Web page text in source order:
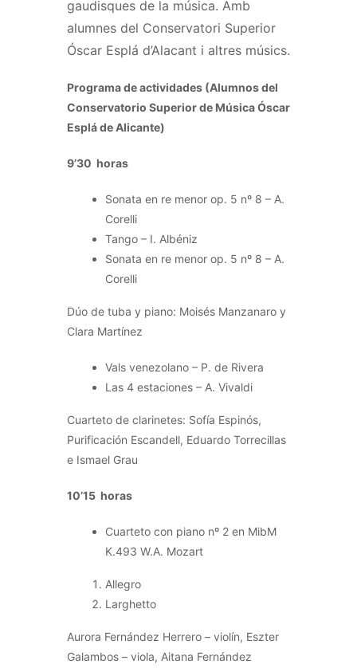
gaudisques de la música. Amb
alumnes del Conservatori Superior
Óscar Esplá d’Alacant i altres músics.
Programa de actividades (Alumnos del
Conservatorio Superior de Música Óscar
Esplá de Alicante)
9’30 horas
Sonata en re menor op. 5 nº 8 – A.
Corelli
Tango – I. Albéniz
Sonata en re menor op. 5 nº 8 – A.
Corelli
Dúo de tuba y piano: Moisés Manzanaro y
Clara Martínez
Vals venezolano – P. de Rivera
Las 4 estaciones – A. Vivaldi
Cuarteto de clarinetes: Sofía Espinós,
Purificación Escandell, Eduardo Torrecillas
e Ismael Grau
10’15 horas
Cuarteto con piano nº 2 en MibM
K.493 W.A. Mozart
Allegro
Larghetto
Aurora Fernández Herrero – violín, Eszter
Galambos – viola, Aitana Fernández